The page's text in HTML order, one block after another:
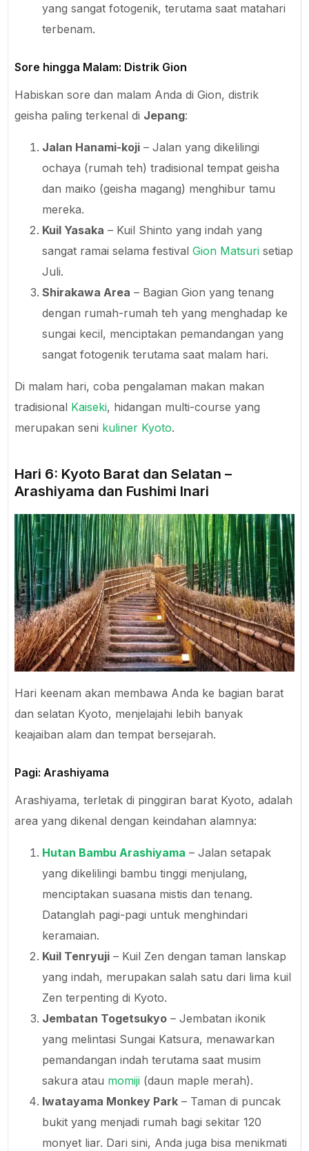
yang sangat fotogenik, terutama saat matahari
terbenam.
Sore hingga Malam: Distrik Gion
Habiskan sore dan malam Anda di Gion, distrik
geisha paling terkenal di Jepang:
Jalan Hanami-koji – Jalan yang dikelilingi
ochaya (rumah teh) tradisional tempat geisha
dan maiko (geisha magang) menghibur tamu
mereka.
Kuil Yasaka – Kuil Shinto yang indah yang
sangat ramai selama festivalGion Matsuri setiap
Juli.
Shirakawa Area – Bagian Gion yang tenang
dengan rumah-rumah teh yang menghadap ke
sungai kecil, menciptakan pemandangan yang
sangat fotogenik terutama saat malam hari.
Di malam hari, coba pengalaman makan makan
tradisional Kaiseki, hidangan multi-course yang
merupakan seni kuliner Kyoto.
Hari 6: Kyoto Barat dan Selatan –
Arashiyama dan Fushimi Inari
Hari keenam akan membawa Anda ke bagian barat
dan selatan Kyoto, menjelajahi lebih banyak
keajaiban alam dan tempat bersejarah.
Pagi: Arashiyama
Arashiyama, terletak di pinggiran barat Kyoto, adalah
area yang dikenal dengan keindahan alamnya:
Hutan Bambu Arashiyama – Jalan setapak
yang dikelilingi bambu tinggi menjulang,
menciptakan suasana mistis dan tenang.
Datanglah pagi-pagi untuk menghindari
keramaian.
Kuil Tenryuji – Kuil Zen dengan taman lanskap
yang indah, merupakan salah satu dari lima kuil
Zen terpenting di Kyoto.
Jembatan Togetsukyo – Jembatan ikonik
yang melintasi Sungai Katsura, menawarkan
pemandangan indah terutama saat musim
sakura atau momiji (daun maple merah).
Iwatayama Monkey Park – Taman di puncak
bukit yang menjadi rumah bagi sekitar 120
monyet liar. Dari sini, Anda juga bisa menikmati